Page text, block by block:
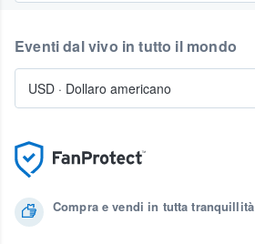
Compra e vendi in tutta tranquillità
Eventi dal vivo in tutto il mondo
USD · Dollaro americano